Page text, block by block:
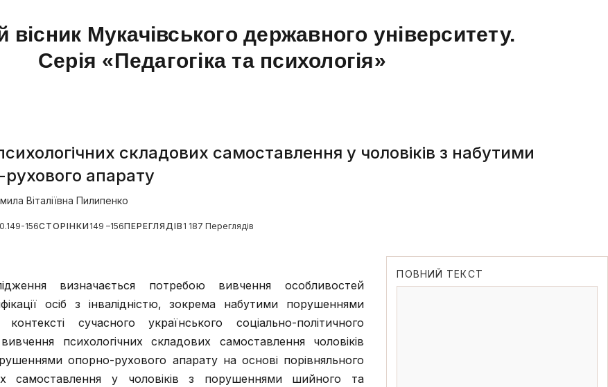
вісник Мукачівського державного університету.
Серія «Педагогіка та психологія»
складових самоставлення у чоловіків з набутими
апарату
Віталіївна Пилипенко
156СТОРІНКИ 149 –156ПЕРЕГЛЯДІВ 1 187 Переглядів
визначається потребою вивчення особливостей
осіб з інвалідністю, зокрема набутими порушеннями
сучасного українського соціально-політичного
психологічних складових самоставлення чоловіків
опорно-рухового апарату на основі порівняльного
самоставлення у чоловіків з порушеннями шийного та
ПОВНИЙ ТЕКСТ